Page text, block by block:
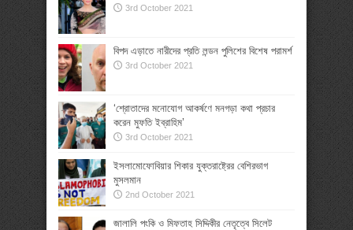
3rd October 2021
বিপদ এড়াতে নারীদের প্রতি লন্ডন পুলিশের বিশেষ পরামর্শ
3rd October 2021
‘শ্রোতাদের মনোযোগ আকর্ষণে মনগড়া কথা প্রচার
করেন মুফতি ইব্রাহিম’
3rd October 2021
ইসলামোফোবিয়ার শিকার যুক্তরাষ্ট্রের বেশিরভাগ
মুসলমান
2nd October 2021
জালালি পংকি ও মিফতাহ সিদ্দিকীর নেতৃত্বে সিলেট